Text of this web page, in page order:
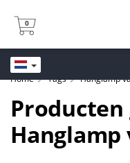
0
0
Home Tags Hanglamp
Hanglamp